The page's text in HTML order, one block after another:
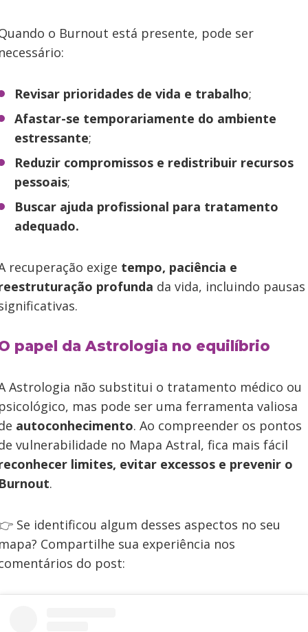
o Burnout está presente, pode ser
Revisar prioridades de vida e trabalho;
Afastar-se temporariamente do ambiente
estressante;
Reduzir compromissos e redistribuir recursos
pessoais;
Buscar ajuda profissional para tratamento
adequado.
recuperação exige tempo, paciência e
profunda da vida, incluindo pausas
papel da Astrologia no equilíbrio
Astrologia não substitui o tratamento médico ou
mas pode ser uma ferramenta valiosa
autoconhecimento. Ao compreender os pontos
vulnerabilidade no Mapa Astral, fica mais fácil
limites, evitar excessos e prevenir o
.
Se identificou algum desses aspectos no seu
Compartilhe sua experiência nos
do post: